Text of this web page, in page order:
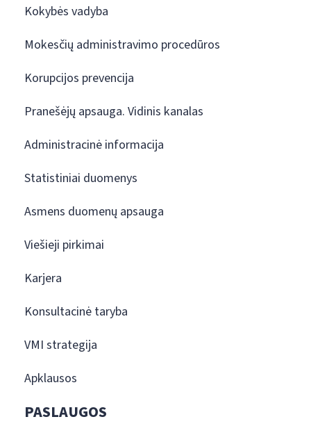
Kokybės vadyba
Mokesčių administravimo procedūros
Korupcijos prevencija
Pranešėjų apsauga. Vidinis kanalas
Administracinė informacija
Statistiniai duomenys
Asmens duomenų apsauga
Viešieji pirkimai
Karjera
Konsultacinė taryba
VMI strategija
Apklausos
PASLAUGOS